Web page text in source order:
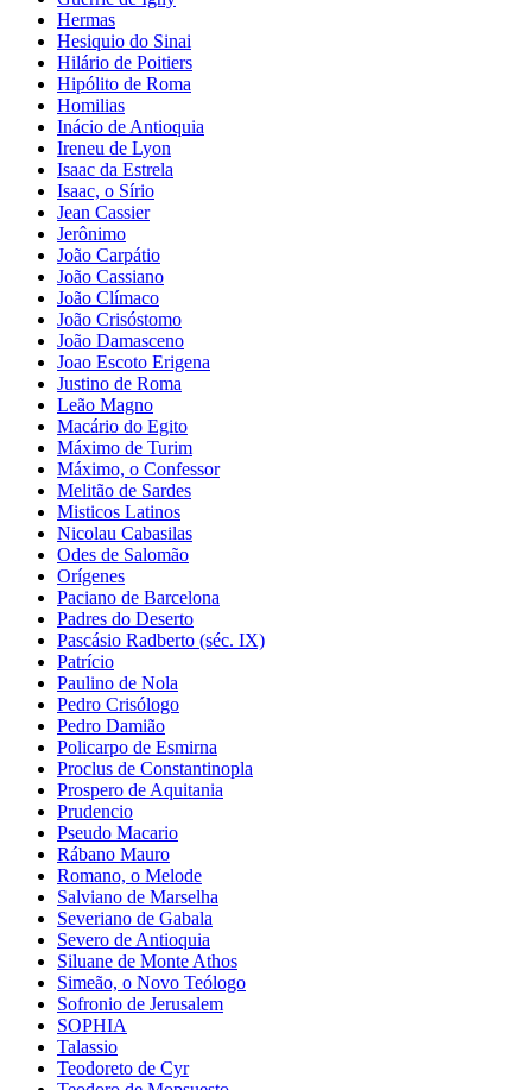
Hermas
Hesiquio do Sinai
Hilário de Poitiers
Hipólito de Roma
Homilias
Inácio de Antioquia
Ireneu de Lyon
Isaac da Estrela
Isaac, o Sírio
Jean Cassier
Jerônimo
João Carpátio
João Cassiano
João Clímaco
João Crisóstomo
João Damasceno
Joao Escoto Erigena
Justino de Roma
Leão Magno
Macário do Egito
Máximo de Turim
Máximo, o Confessor
Melitão de Sardes
Misticos Latinos
Nicolau Cabasilas
Odes de Salomão
Orígenes
Paciano de Barcelona
Padres do Deserto
Pascásio Radberto (séc. IX)
Patrício
Paulino de Nola
Pedro Crisólogo
Pedro Damião
Policarpo de Esmirna
Proclus de Constantinopla
Prospero de Aquitania
Prudencio
Pseudo Macario
Rábano Mauro
Romano, o Melode
Salviano de Marselha
Severiano de Gabala
Severo de Antioquia
Siluane de Monte Athos
Simeão, o Novo Teólogo
Sofronio de Jerusalem
SOPHIA
Talassio
Teodoreto de Cyr